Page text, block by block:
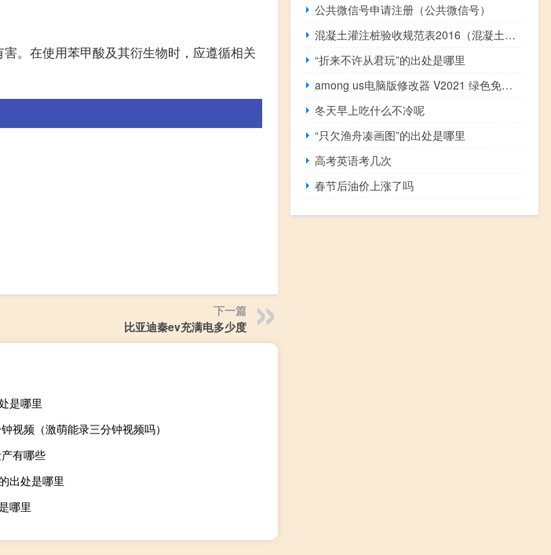
。在使用苯甲酸及其衍生物时，应遵循相关
下一篇
比亚迪秦ev充满电多少度
是哪里
视频（激萌能录三分钟视频吗）
有哪些
出处是哪里
哪里
公共微信号申请注册（公共微信号）
混凝土灌注桩验收规范表2016（混凝土灌注桩验收规范）
“折来不许从君玩”的出处是哪里
among us电脑版修改器 V2021 绿色免费版（among us电脑版修改器 V2021 绿色免费版功能简介）
冬天早上吃什么不冷呢
“只欠渔舟凑画图”的出处是哪里
高考英语考几次
春节后油价上涨了吗